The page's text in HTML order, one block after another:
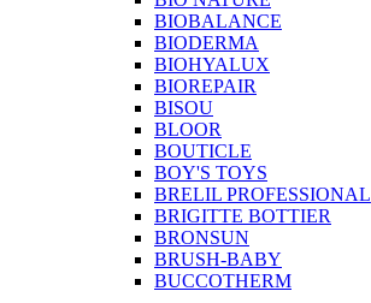
BIOBALANCE
BIODERMA
BIOHYALUX
BIOREPAIR
BISOU
BLOOR
BOUTICLE
BOY'S TOYS
BRELIL PROFESSIONAL
BRIGITTE BOTTIER
BRONSUN
BRUSH-BABY
BUCCOTHERM